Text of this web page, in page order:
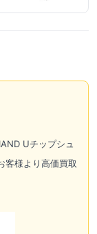
Uチップシュ
客様より高価買取